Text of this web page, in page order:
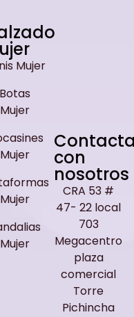
Mujer
Botas
Mujer
Mujer
Mujer
Mujer
con
nosotros
CRA 53 #
47- 22 local
703
Megacentro
plaza
comercial
Torre
Pichincha